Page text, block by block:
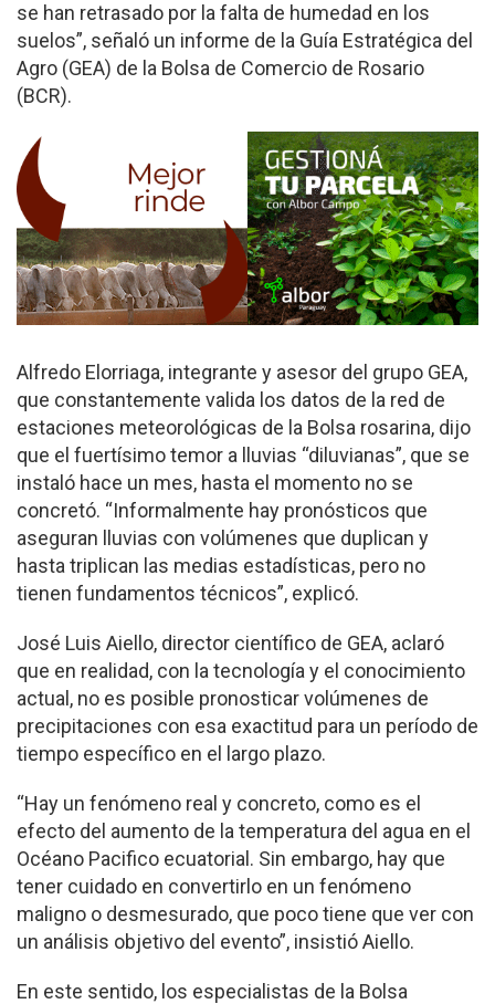
se han retrasado por la falta de humedad en los
suelos”, señaló un informe de la Guía Estratégica del
Agro (GEA) de la Bolsa de Comercio de Rosario
(BCR).
Alfredo Elorriaga, integrante y asesor del grupo GEA,
que constantemente valida los datos de la red de
estaciones meteorológicas de la Bolsa rosarina, dijo
que el fuertísimo temor a lluvias “diluvianas”, que se
instaló hace un mes, hasta el momento no se
concretó. “Informalmente hay pronósticos que
aseguran lluvias con volúmenes que duplican y
hasta triplican las medias estadísticas, pero no
tienen fundamentos técnicos”, explicó.
José Luis Aiello, director científico de GEA, aclaró
que en realidad, con la tecnología y el conocimiento
actual, no es posible pronosticar volúmenes de
precipitaciones con esa exactitud para un período de
tiempo específico en el largo plazo.
“Hay un fenómeno real y concreto, como es el
efecto del aumento de la temperatura del agua en el
Océano Pacifico ecuatorial. Sin embargo, hay que
tener cuidado en convertirlo en un fenómeno
maligno o desmesurado, que poco tiene que ver con
un análisis objetivo del evento”, insistió Aiello.
En este sentido, los especialistas de la Bolsa